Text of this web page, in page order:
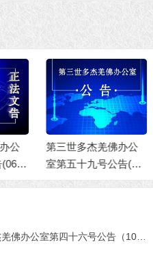
公
(11/
第三世多杰羌佛办公
室 第五十八号公告(0
7/24/2020)
第三世多杰羌佛办公室第四十六号公告（10/07/2015）